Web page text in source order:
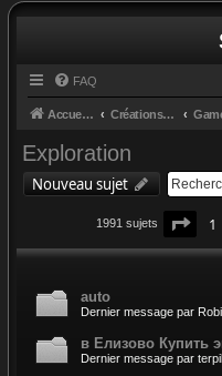
FAQ
Accueil du forum Créations et retours
Exploration
Nouveau sujet
1991 sujets Page
1
auto
Dernier message par
в Елизово Купить
Dernier message par